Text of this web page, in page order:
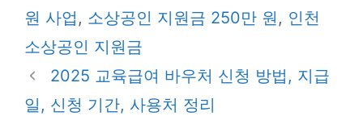
원 사업 , 소상공인 지원금 250만 원 , 인천
소상공인 지원금
2025 교육급여 바우처 신청 방법, 지급
일, 신청 기간, 사용처 정리